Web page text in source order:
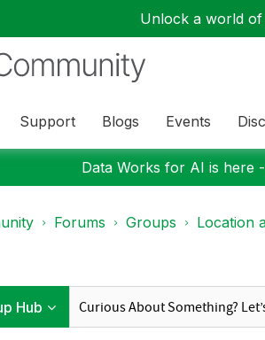
Unlock a world of
Support Blogs Events
Data Works for AI is here
Forums Groups Location